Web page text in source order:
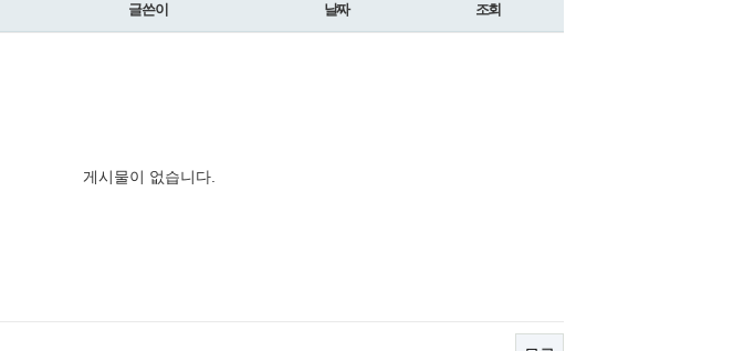
글쓴이 날짜 조회
게시물이 없습니다.